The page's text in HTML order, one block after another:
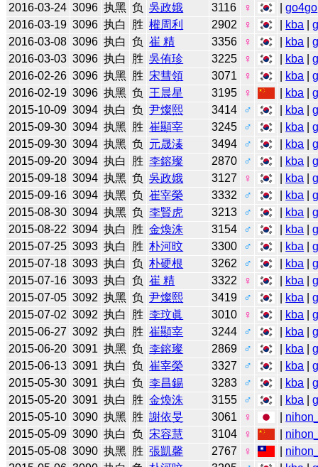
2016-03-24 3096 执黑 负 吳政娥 3116 ♀ |go4go
2016-03-19 3096 执白 胜 權周利 2902 ♀ kba |
2016-03-08 3096 执白 负 崔 精 3356 ♀ kba |
2016-03-03 3096 执白 胜 吳侑珍 3225 ♀ kba |
2016-02-26 3096 执黑 胜 宋彗領 3071 ♀ kba |
2016-02-19 3096 执黑 负 王晨星 3195 ♀ kba |
2015-10-09 3094 执白 负 尹燦熙 3414 ♂ kba |
2015-09-30 3094 执黑 胜 崔顯宰 3245 ♂ kba |
2015-09-30 3094 执黑 负 元晟溱 3494 ♂ kba |
2015-09-20 3094 执白 胜 李鎔璨 2870 ♂ kba |
2015-09-18 3094 执黑 负 吳政娥 3127 ♀ kba |
2015-09-16 3094 执黑 负 崔宰榮 3332 ♂ kba |
2015-08-30 3094 执黑 负 李賢虎 3213 ♂ kba |
2015-08-22 3094 执白 胜 金煥洙 3154 ♂ kba |
2015-07-25 3093 执白 胜 朴河旼 3300 ♂ kba |
2015-07-18 3093 执白 负 朴硬根 3262 ♂ kba |
2015-07-16 3093 执白 负 崔 精 3322 ♀ kba |
2015-07-05 3092 执黑 负 尹燦熙 3419 ♂ kba |
2015-07-02 3092 执白 胜 李玟眞 3010 ♀ kba |
2015-06-27 3092 执白 胜 崔顯宰 3244 ♂ kba |
2015-06-20 3091 执黑 负 李鎔璨 2869 ♂ kba |
2015-06-13 3091 执白 负 崔宰榮 3327 ♂ kba |
2015-05-30 3091 执白 负 李昌錫 3283 ♂ kba |
2015-05-20 3091 执白 胜 金煥洙 3155 ♂ kba |
2015-05-10 3090 执黑 胜 謝依旻 3061 ♀
2015-05-09 3090 执白 负 宋容慧 3104 ♀
2015-05-08 3090 执黑 胜 張凱馨 2767 ♀